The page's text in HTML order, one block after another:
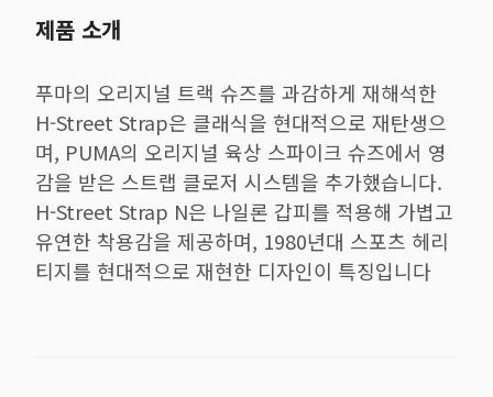
제품 소개
푸마의 오리지널 트랙 슈즈를 과감하게 재해석한
H-Street Strap은 클래식을 현대적으로 재탄생으
며, PUMA의 오리지널 육상 스파이크 슈즈에서 영
감을 받은 스트랩 클로저 시스템을 추가했습니다.
H-Street Strap N은 나일론 갑피를 적용해 가볍고
유연한 착용감을 제공하며, 1980년대 스포츠 헤리
티지를 현대적으로 재현한 디자인이 특징입니다